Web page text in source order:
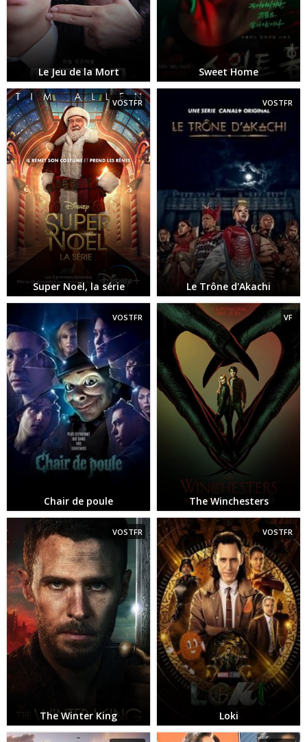
Le Jeu de la Mort Sweet Home
VOSTFR
Super Noël, la série
VOSTFR
Le Trône d'Akachi
VOSTFR
Chair de poule
VF
The Winchesters
VOSTFR
The Winter King
VOSTFR
Loki